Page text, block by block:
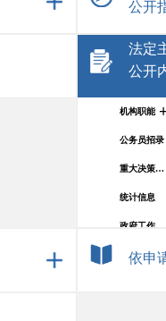
公开
法定
公开
机构职能
公务员招录
重大决策预公开
统计信息
31个领域
依申